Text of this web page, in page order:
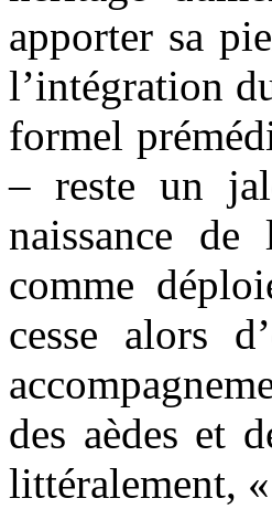
apporter sa
l’intégration
formel
– reste un
naissance de
comme
cesse alors
des aèdes et
littéralement,